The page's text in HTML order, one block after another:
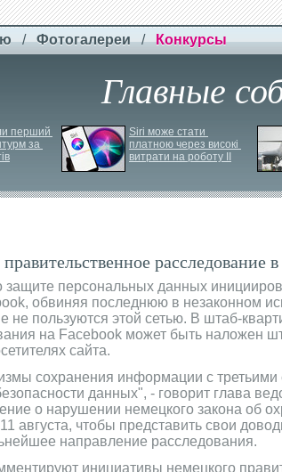
/ Фотогалереи / Конкурсы
Главные
перший
за
Siri може стати
платною через високі
витрати на роботу ІІ
расследование
защите персональных данных
обвиняя последнюю в незаконном
не пользуются этой сетью. В штаб-
на Facebook может быть наложен
сайта.
сохранения информации с
данных", - говорит глава
о нарушении немецкого закона об
августа, чтобы представить свои
направление расследования.
инициативы немецкого